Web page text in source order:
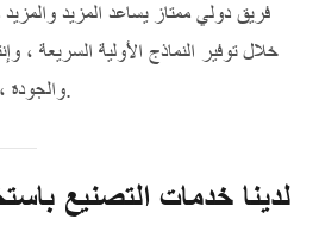
فريق دولي ممتاز يساعد المزيد
خلال توفير النماذج الأولية السريعة ،
والجودة ، التجميع وغيرها من المشاكل.
لدينا خدمات التصنيع